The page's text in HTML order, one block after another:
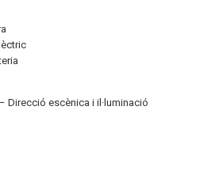
– Direcció escènica i il·luminació